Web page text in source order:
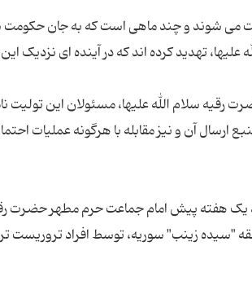
شوند و چند ماهی است که به جان حکومت
تهدید کرده اند که در آینده ای نزدیک
سلام الله علیها، مسئولان این تولیت
یک هفته پیش امام جماعت حرم مطهر حضرت
"سیده زینب" سوریه، توسط افراد تروریست